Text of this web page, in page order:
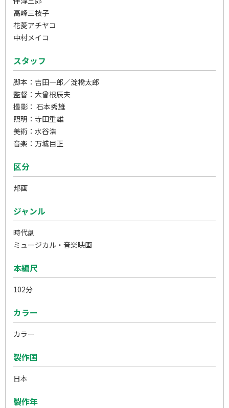
高峰三枝子
花菱アチヤコ
中村メイコ
スタッフ
脚本：吉田一郎／淀橋太郎
監督：大曾根辰夫
撮影： 石本秀雄
照明：寺田重雄
美術：水谷浩
音楽：万城目正
区分
邦画
ジャンル
時代劇
ミュージカル・音楽映画
本編尺
102分
カラー
カラー
製作国
日本
製作年